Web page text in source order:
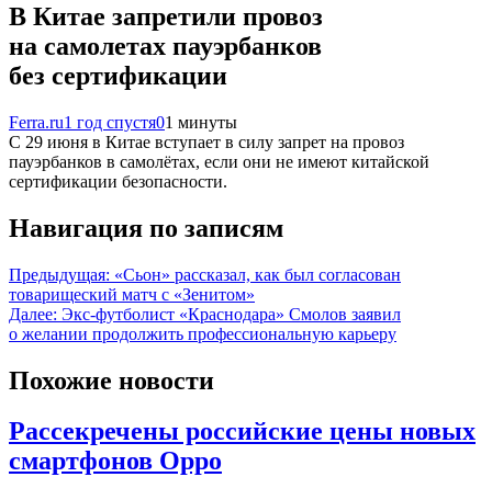
В Китае запретили провоз
на самолетах пауэрбанков
без сертификации
Ferra.ru1 год спустя01 минуты
С 29 июня в Китае вступает в силу запрет на провоз
пауэрбанков в самолётах, если они не имеют китайской
сертификации безопасности.
Навигация по записям
Предыдущая: «Сьон» рассказал, как был согласован
товарищеский матч с «Зенитом»
Далее: Экс‑футболист «Краснодара» Смолов заявил
о желании продолжить профессиональную карьеру
Похожие новости
Рассекречены российские цены новых
смартфонов Oppo